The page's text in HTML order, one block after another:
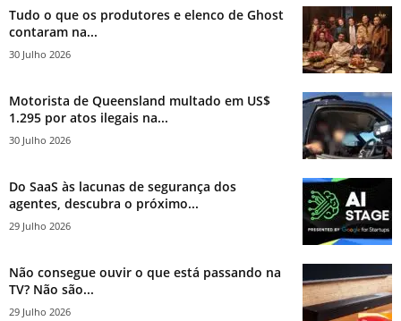
Tudo o que os produtores e elenco de Ghost
contaram na...
30 Julho 2026
Motorista de Queensland multado em US$
1.295 por atos ilegais na...
30 Julho 2026
Do SaaS às lacunas de segurança dos
agentes, descubra o próximo...
29 Julho 2026
Não consegue ouvir o que está passando na
TV? Não são...
29 Julho 2026